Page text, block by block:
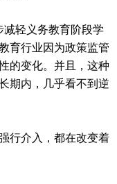
轻义务教育阶段学
育行业因为政策监管
的变化。并且，这种
期内，几乎看不到逆
行介入，都在改变着